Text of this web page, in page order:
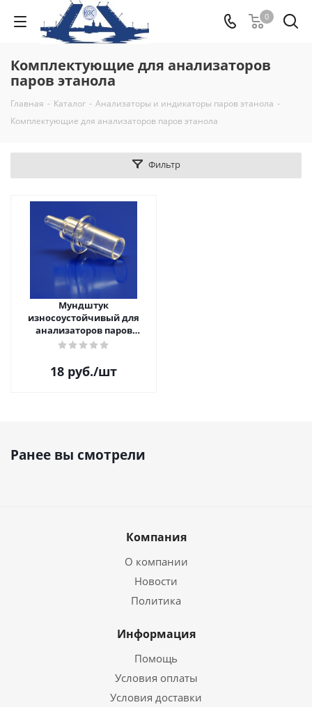
0
Комплектующие для анализаторов
паров этанола
Главная - Каталог - Анализаторы и индикаторы паров этанола -
Комплектующие для анализаторов паров этанола
Фильтр
Мундштук
износоустойчивый для
анализаторов паров
этанола
18 руб./шт
Ранее вы смотрели
Компания
О компании
Новости
Политика
Информация
Помощь
Условия оплаты
Условия доставки